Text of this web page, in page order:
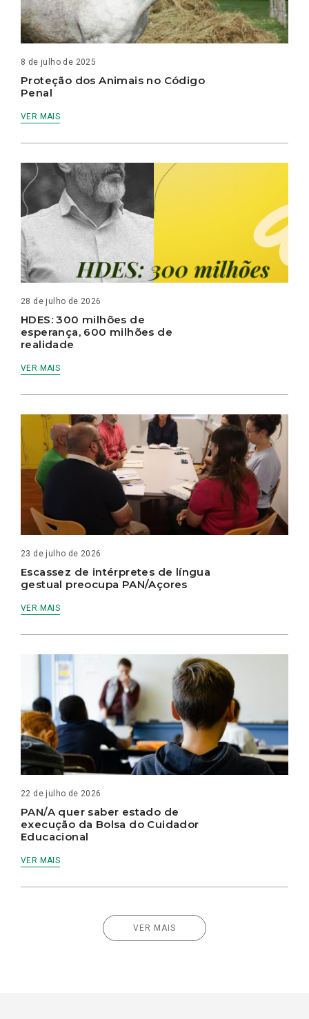
8 de julho de 2025
Proteção dos Animais no Código
Penal
VER MAIS
28 de julho de 2026
HDES: 300 milhões de
esperança, 600 milhões de
realidade
VER MAIS
23 de julho de 2026
Escassez de intérpretes de língua
gestual preocupa PAN/Açores
VER MAIS
22 de julho de 2026
PAN/A quer saber estado de
execução da Bolsa do Cuidador
Educacional
VER MAIS
VER MAIS